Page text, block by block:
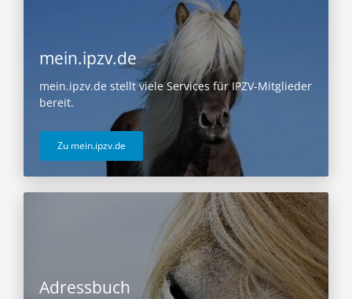
mein.ipzv.de
mein.ipzv.de stellt viele Services für IPZV-Mitglieder
bereit.
Zu mein.ipzv.de
Adressbuch